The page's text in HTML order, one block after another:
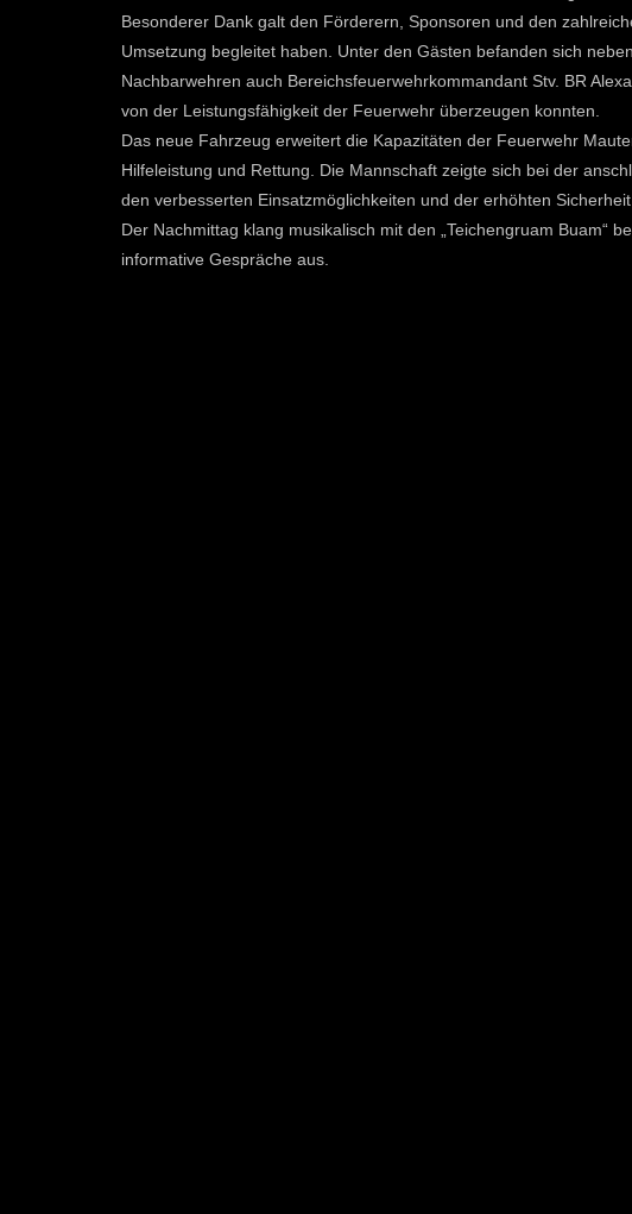
Besonderer Dank galt den Förderern, Sponsoren und den
Umsetzung begleitet haben. Unter den Gästen befanden sich
Nachbarwehren auch Bereichsfeuerwehrkommandant Stv. BR
von der Leistungsfähigkeit der Feuerwehr überzeugen konnten.
Das neue Fahrzeug erweitert die Kapazitäten der Feuerwehr
Hilfeleistung und Rettung. Die Mannschaft zeigte sich bei der
den verbesserten Einsatzmöglichkeiten und der erhöhten
Der Nachmittag klang musikalisch mit den „Teichengruam Buam“
informative Gespräche aus.